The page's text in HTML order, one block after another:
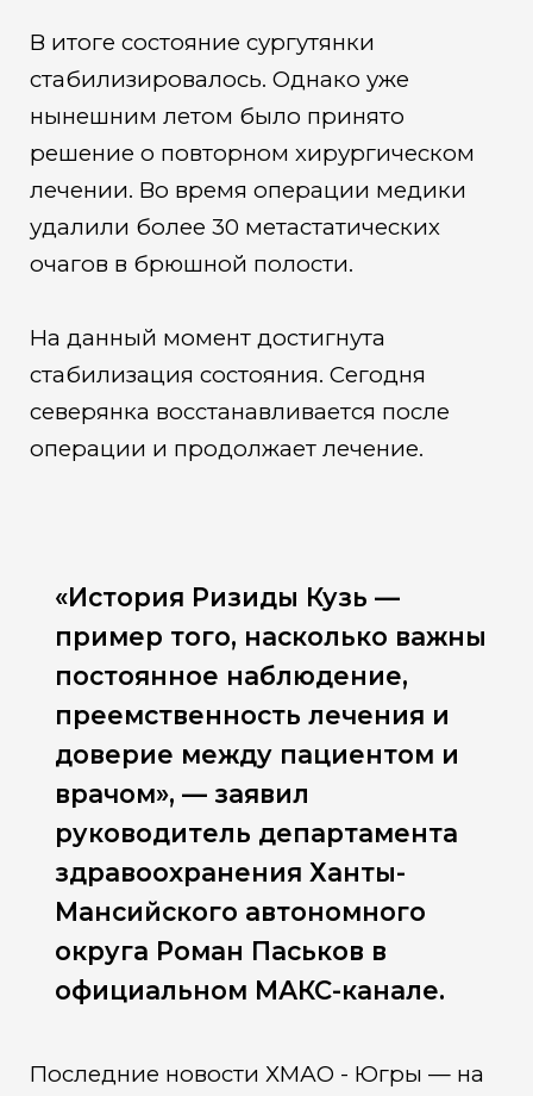
В итоге состояние сургутянки
стабилизировалось. Однако уже
нынешним летом было принято
решение о повторном хирургическом
лечении. Во время операции медики
удалили более 30 метастатических
очагов в брюшной полости.
На данный момент достигнута
стабилизация состояния. Сегодня
северянка восстанавливается после
операции и продолжает лечение.
«История Ризиды Кузь —
пример того, насколько важны
постоянное наблюдение,
преемственность лечения и
доверие между пациентом и
врачом», — заявил
руководитель департамента
здравоохранения Ханты-
Мансийского автономного
округа Роман Паськов в
официальном МАКС-канале.
Последние новости ХМАО - Югры — на